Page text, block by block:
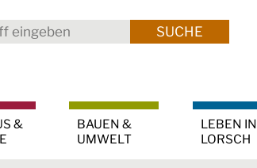
SUCHE
&
BAUEN &
UMWELT
LEBEN IN
LORSCH